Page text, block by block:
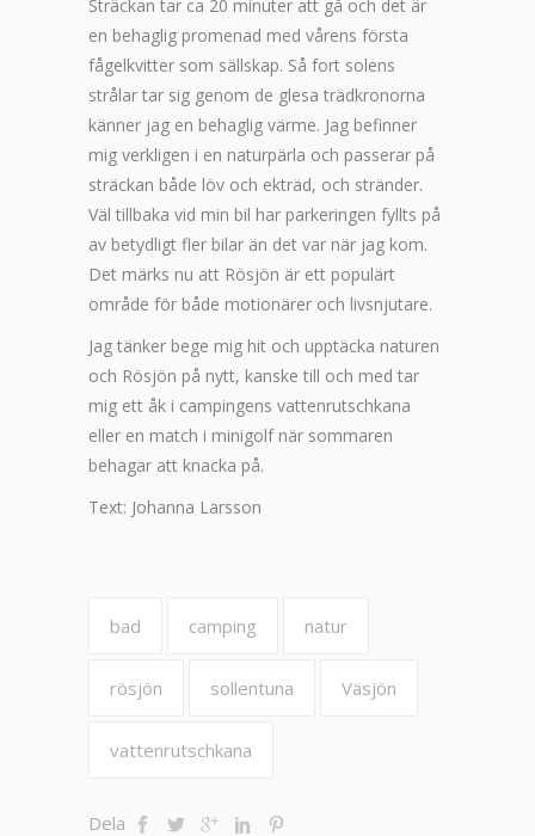
Sträckan tar ca 20 minuter att gå och det är
en behaglig promenad med vårens första
fågelkvitter som sällskap. Så fort solens
strålar tar sig genom de glesa trädkronorna
känner jag en behaglig värme. Jag befinner
mig verkligen i en naturpärla och passerar på
sträckan både löv och ekträd, och stränder.
Väl tillbaka vid min bil har parkeringen fyllts på
av betydligt fler bilar än det var när jag kom.
Det märks nu att Rösjön är ett populärt
område för både motionärer och livsnjutare.
Jag tänker bege mig hit och upptäcka naturen
och Rösjön på nytt, kanske till och med tar
mig ett åk i campingens vattenrutschkana
eller en match i minigolf när sommaren
behagar att knacka på.
Text: Johanna Larsson
bad camping natur
rösjön sollentuna Väsjön
vattenrutschkana
Dela